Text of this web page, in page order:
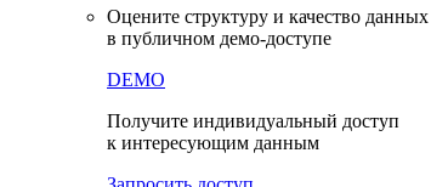
Оцените структуру и качество данных
в публичном демо-доступе
DEMO
Получите индивидуальный доступ
к интересующим данным